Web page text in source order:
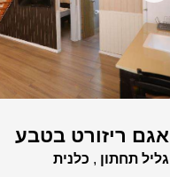
אגם ריזורט בטבע
גליל תחתון , כלנית